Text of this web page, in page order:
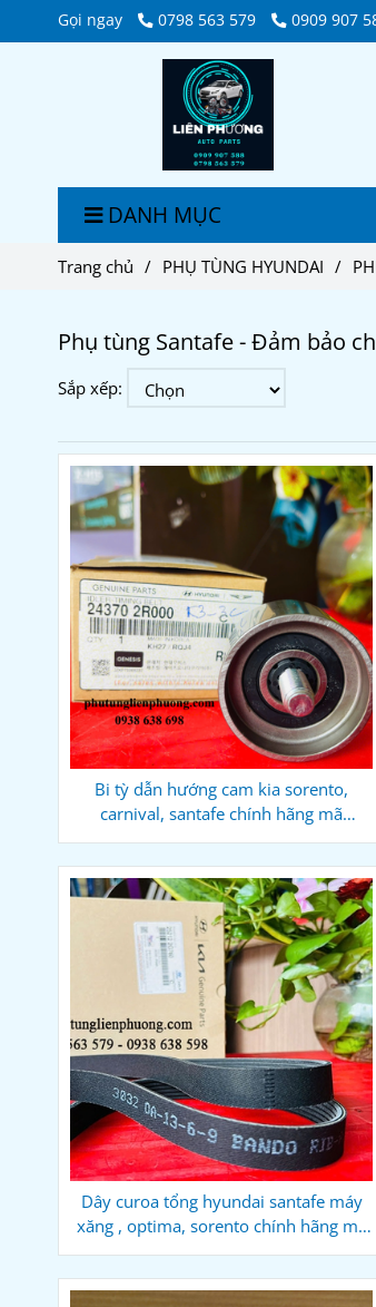
Gọi ngay 0798 563 579 0909 907
DANH MỤC
Trang chủ / PHỤ TÙNG HYUNDAI /
Phụ tùng Santafe - Đảm bảo
Sắp xếp:
Bi tỳ dẫn hướng cam kia sorento,
carnival, santafe chính hãng mã
243702r000
Dây curoa tổng hyundai santafe máy
xăng , optima, sorento chính hãng mã
252122g760